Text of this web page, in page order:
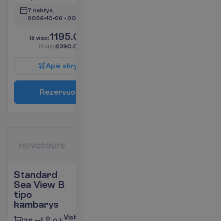
7 naktys,
2026-10-26 - 2026-11-02
Iš viso:1195.00
Iš viso2390.00
Apie skry
Rezervuo
Standard
Sea View B
tipo
kambarys
Viskas